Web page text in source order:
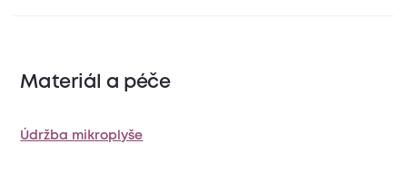
Materiál a péče
Údržba mikroplyše